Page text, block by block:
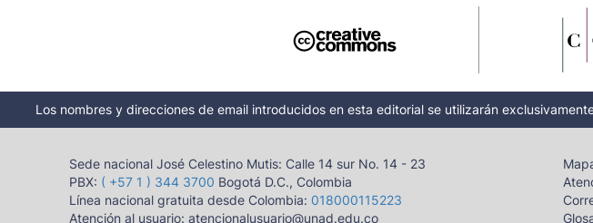
Los nombres y direcciones de email introducidos en esta editorial se utilizarán
Sede nacional José Celestino Mutis: Calle 14 sur No. 14 - 23
PBX: ( +57 1 ) 344 3700 Bogotá D.C., Colombia
Línea nacional gratuita desde Colombia: 018000115223
Atención al usuario: atencionalusuario@unad.edu.co